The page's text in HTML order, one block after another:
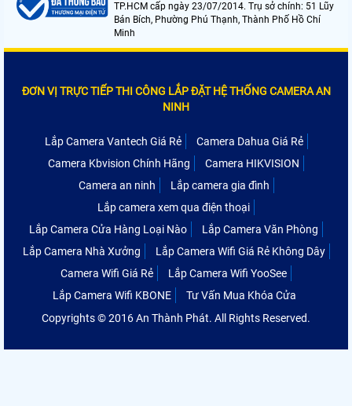
TP.HCM cấp ngày 23/07/2014. Trụ sở chính: 51 Lũy
Bán Bích, Phường Phú Thạnh, Thành Phố Hồ Chí
Minh
ĐƠN VỊ TRỰC TIẾP THI CÔNG LẮP ĐẶT HỆ THỐNG CAMERA AN
NINH
Lắp Camera Vantech Giá Rẻ
Camera Dahua Giá Rẻ
Camera Kbvision Chính Hãng
Camera HIKVISION
Camera an ninh
Lắp camera gia đình
Lắp camera xem qua điện thoại
Lắp Camera Cửa Hàng Loại Nào
Lắp Camera Văn Phòng
Lắp Camera Nhà Xưởng
Lắp Camera Wifi Giá Rẻ Không Dây
Camera Wifi Giá Rẻ
Lắp Camera Wifi YooSee
Lắp Camera Wifi KBONE
Tư Vấn Mua Khóa Cửa
Copyrights © 2016 An Thành Phát. All Rights Reserved.